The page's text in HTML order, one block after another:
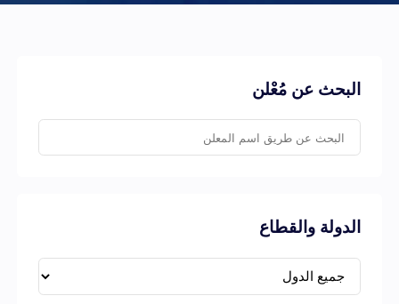
البحث عن مُعْلن
الدولة والقطاع